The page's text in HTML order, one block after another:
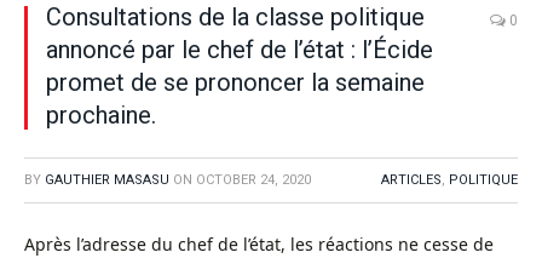
Consultations de la classe politique
annoncé par le chef de l’état : l’Écide
promet de se prononcer la semaine
prochaine.
0
BY GAUTHIER MASASU ON OCTOBER 24, 2020 ARTICLES, POLITIQUE
Après l’adresse du chef de l’état, les réactions ne cesse de